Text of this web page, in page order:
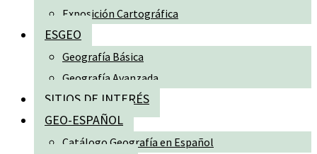
Exposición Cartográfica
ESGEO
Geografía Básica
Geografía Avanzada
SITIOS DE INTERÉS
GEO-ESPAÑOL
Catálogo Geografía en Español